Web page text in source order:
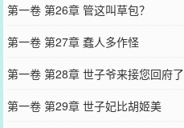
第一卷 第26章 管这叫草包？
第一卷 第27章 蠢人多作怪
第一卷 第28章 世子爷来接您回府了
第一卷 第29章 世子妃比胡姬美